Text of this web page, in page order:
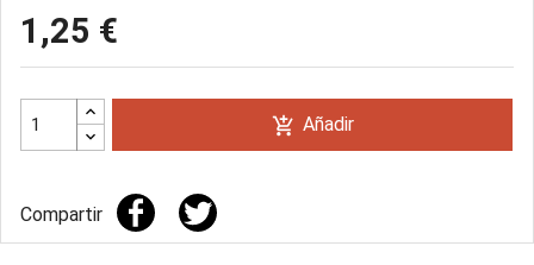
1,25 €
add_shopping_cart Añadir
Compartir